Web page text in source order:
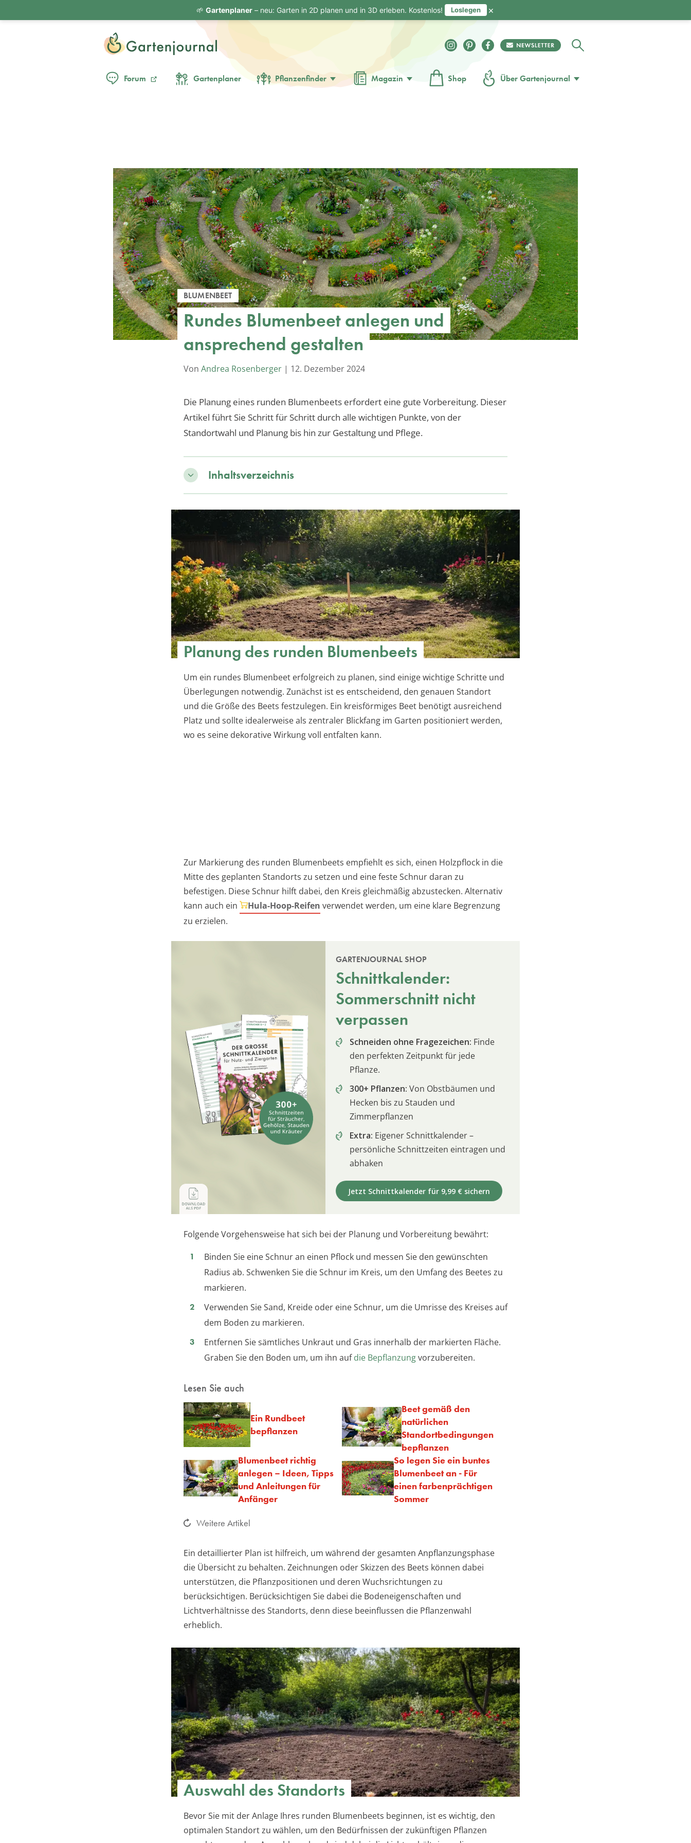
Forum Gartenplaner Pflanzenfinder Magazin Shop Über Gartenjournal
BLUMENBEET
Rundes Blumenbeet anlegen und
ansprechend gestalten
Von Andrea Rosenberger | 12. Dezember 2024
Die Planung eines runden Blumenbeets erfordert eine gute Vorbereitung. Dieser
Artikel führt Sie Schritt für Schritt durch alle wichtigen Punkte, von der
Standortwahl und Planung bis hin zur Gestaltung und Pflege.
Inhaltsverzeichnis
Planung des runden Blumenbeets
Um ein rundes Blumenbeet erfolgreich zu planen, sind einige wichtige Schritte und
Überlegungen notwendig. Zunächst ist es entscheidend, den genauen Standort
und die Größe des Beets festzulegen. Ein kreisförmiges Beet benötigt ausreichend
Platz und sollte idealerweise als zentraler Blickfang im Garten positioniert werden,
wo es seine dekorative Wirkung voll entfalten kann.
Zur Markierung des runden Blumenbeets empfiehlt es sich, einen Holzpflock in die
Mitte des geplanten Standorts zu setzen und eine feste Schnur daran zu
befestigen. Diese Schnur hilft dabei, den Kreis gleichmäßig abzustecken. Alternativ
kann auch ein
Hula-Hoop-Reifen verwendet werden, um eine klare Begrenzung
zu erzielen.
GARTENJOURNAL SHOP
Schnittkalender:
Sommerschnitt nicht
verpassen
Schneiden ohne Fragezeichen: Finde
den perfekten Zeitpunkt für jede
Pflanze.
300+ Pflanzen: Von Obstbäumen und
Hecken bis zu Stauden und
Zimmerpflanzen
Extra: Eigener Schnittkalender –
persönliche Schnittzeiten eintragen und
abhaken
Jetzt Schnittkalender für 9,99 € sichern
Folgende Vorgehensweise hat sich bei der Planung und Vorbereitung bewährt:
Binden Sie eine Schnur an einen Pflock und messen Sie den gewünschten
Radius ab. Schwenken Sie die Schnur im Kreis, um den Umfang des Beetes zu
markieren.
Verwenden Sie Sand, Kreide oder eine Schnur, um die Umrisse des Kreises auf
dem Boden zu markieren.
Entfernen Sie sämtliches Unkraut und Gras innerhalb der markierten Fläche.
Graben Sie den Boden um, um ihn aufdie Bepflanzungvorzubereiten.
Lesen Sie auch
Ein Rundbeet
bepflanzen
Beet gemäß den
natürlichen
Standortbedingungen
bepflanzen
Blumenbeet richtig
anlegen – Ideen, Tipps
und Anleitungen für
Anfänger
So legen Sie ein buntes
Blumenbeet an - Für
einen farbenprächtigen
Sommer
Weitere Artikel
Ein detaillierter Plan ist hilfreich, um während der gesamten Anpflanzungsphase
die Übersicht zu behalten. Zeichnungen oder Skizzen des Beets können dabei
unterstützen, die Pflanzpositionen und deren Wuchsrichtungen zu
berücksichtigen. Berücksichtigen Sie dabei die Bodeneigenschaften und
Lichtverhältnisse des Standorts, denn diese beeinflussen die Pflanzenwahl
erheblich.
Auswahl des Standorts
Bevor Sie mit der Anlage Ihres runden Blumenbeets beginnen, ist es wichtig, den
optimalen Standort zu wählen, um den Bedürfnissen der zukünftigen Pflanzen
🌱 Gartenplaner– neu: Garten in 2D planen und in 3D erleben. Kostenlos! Loslegen ×